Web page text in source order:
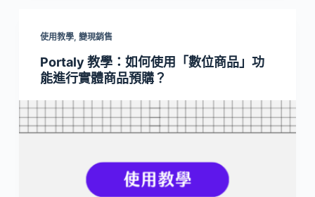
使用教學, 變現銷售
Portaly 教學：如何使用「數位商品」功
能進行實體商品預購？